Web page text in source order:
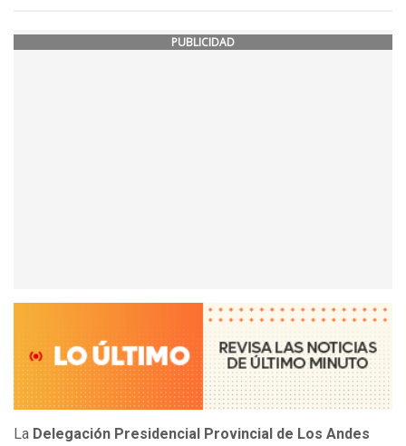
PUBLICIDAD
La Delegación Presidencial Provincial de Los Andes